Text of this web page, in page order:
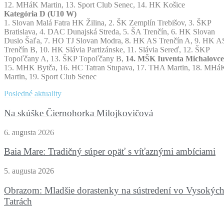
12. MHáK Martin, 13. Sport Club Senec, 14. HK Košice
Kategória D (U10 W)
1. Slovan Malá Fatra HK Žilina, 2. ŠK Zemplín Trebišov, 3. ŠKP
Bratislava, 4. DAC Dunajská Streda, 5. ŠA Trenčín, 6. HK Slovan
Duslo Šaľa, 7. HO TJ Slovan Modra, 8. HK AS Trenčín A, 9. HK
Trenčín B, 10. HK Slávia Partizánske, 11. Slávia Sereď, 12. ŠKP
Topoľčany A, 13. ŠKP Topoľčany B, 14. MŠK Iuventa
15. MHK Bytča, 16. HC Tatran Stupava, 17. THA Martin, 18.
Martin, 19. Sport Club Senec
Posledné aktuality
Na skúške Čiernohorka Milojkovičová
6. augusta 2026
Baia Mare: Tradičný súper opäť s víťaznými ambíciami
5. augusta 2026
Obrazom: Mladšie dorastenky na sústredení vo Vysokých
Tatrách